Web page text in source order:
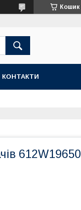
Кошик
КОНТАКТИ
612W19650